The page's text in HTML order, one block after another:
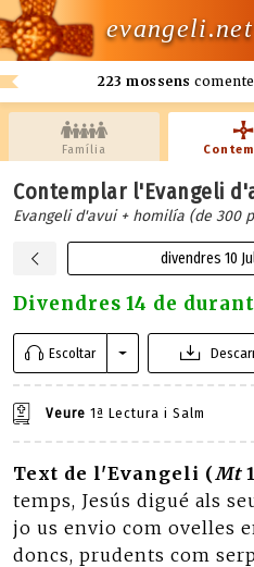
evangeli.net
223 mossens
Família
Contemplar l'Evangeli
Evangeli d'avui + homilía (de 300
divendres 10
Divendres 14 de
Escoltar
Veure 1ª Lectura i Salm
Text de l'Evangeli (Mt
temps, Jesús digué als
jo us envio com ovelles
doncs, prudents com